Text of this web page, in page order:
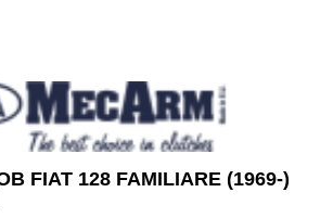
FIAT 128 FAMILIARE (1969-)